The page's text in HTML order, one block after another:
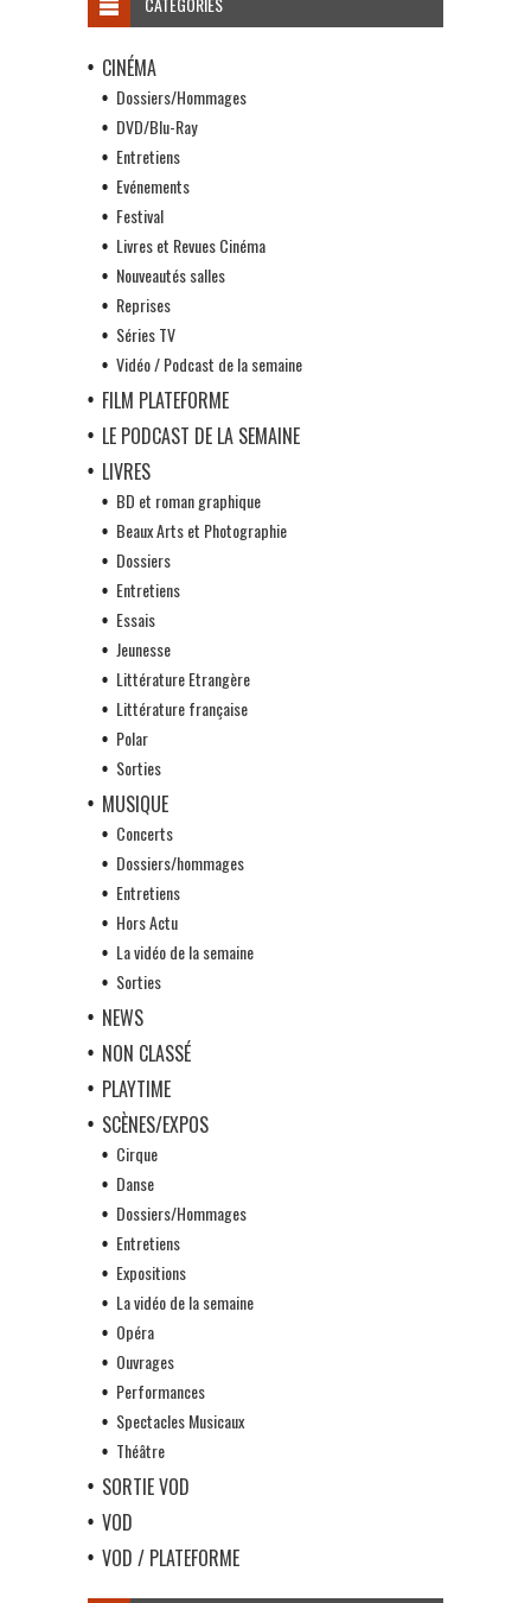
CINÉMA
Dossiers/Hommages
DVD/Blu-Ray
Entretiens
Evénements
Festival
Livres et Revues Cinéma
Nouveautés salles
Reprises
Séries TV
Vidéo / Podcast de la semaine
FILM PLATEFORME
LE PODCAST DE LA SEMAINE
LIVRES
BD et roman graphique
Beaux Arts et Photographie
Dossiers
Entretiens
Essais
Jeunesse
Littérature Etrangère
Littérature française
Polar
Sorties
MUSIQUE
Concerts
Dossiers/hommages
Entretiens
Hors Actu
La vidéo de la semaine
Sorties
NEWS
NON CLASSÉ
PLAYTIME
SCÈNES/EXPOS
Cirque
Danse
Dossiers/Hommages
Entretiens
Expositions
La vidéo de la semaine
Opéra
Ouvrages
Performances
Spectacles Musicaux
Théâtre
SORTIE VOD
VOD
VOD / PLATEFORME